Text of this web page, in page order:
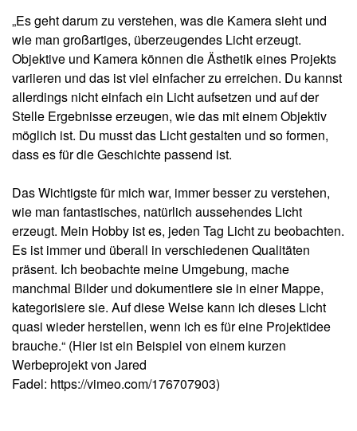
„Es geht darum zu verstehen, was die Kamera sieht und
wie man großartiges, überzeugendes Licht erzeugt.
Objektive und Kamera können die Ästhetik eines Projekts
variieren und das ist viel einfacher zu erreichen. Du kannst
allerdings nicht einfach ein Licht aufsetzen und auf der
Stelle Ergebnisse erzeugen, wie das mit einem Objektiv
möglich ist. Du musst das Licht gestalten und so formen,
dass es für die Geschichte passend ist.
Das Wichtigste für mich war, immer besser zu verstehen,
wie man fantastisches, natürlich aussehendes Licht
erzeugt. Mein Hobby ist es, jeden Tag Licht zu beobachten.
Es ist immer und überall in verschiedenen Qualitäten
präsent. Ich beobachte meine Umgebung, mache
manchmal Bilder und dokumentiere sie in einer Mappe,
kategorisiere sie. Auf diese Weise kann ich dieses Licht
quasi wieder herstellen, wenn ich es für eine Projektidee
brauche.“ (Hier ist ein Beispiel von einem kurzen
Werbeprojekt von Jared
Fadel: https://vimeo.com/176707903)